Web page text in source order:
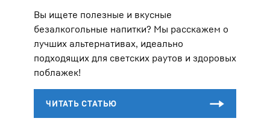
Вы ищете полезные и вкусные
безалкогольные напитки? Мы расскажем о
лучших альтернативах, идеально
подходящих для светских раутов и здоровых
поблажек!